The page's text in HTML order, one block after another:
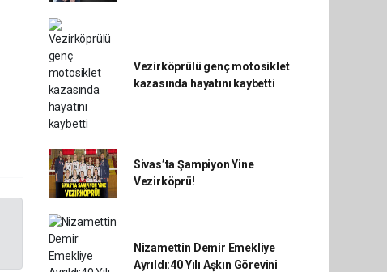
Vezirköprülü genç motosiklet
kazasında hayatını kaybetti
Sivas’ta Şampiyon Yine
Vezirköprü!
Nizamettin Demir Emekliye
Ayrıldı:40 Yılı Aşkın Görevini